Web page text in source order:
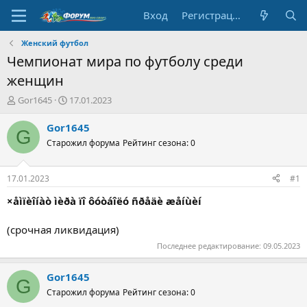
Вход Регистрация
Женский футбол
Чемпионат мира по футболу среди
женщин
А
т
о
т
е
м
ы
Gor1645
Д
т
н
а
л
17.01.2023
G Gor1645
Старожил форума Рейтинг сезона: 0
17.01.2023 #1
×åìïèîíàò ìèðà ïî ôóòáîëó ñðåäè æåíùèí
(срочная ликвидация)
Последнее редактирование: 09.05.2023
G Gor1645
Старожил форума Рейтинг сезона: 0